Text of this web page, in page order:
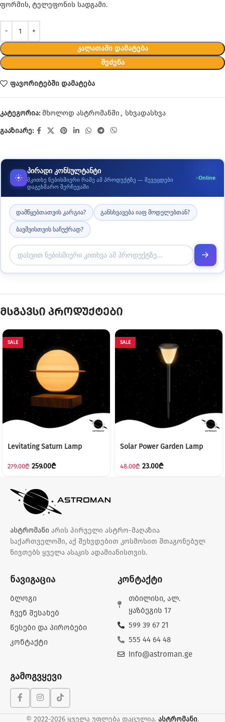
ფორმის, ტელეფონის სადგამი.
ᲙᲐᲚᲐᲗᲐᲨᲘ ᲓᲐᲛᲐᲢᲔᲑᲐ
ᲨᲔᲫᲔᲜᲐ
ფავორიტებში დამატება
კატეგორია: მხოლოდ ასტრომანში, სხვადასხვა
გააზიარე:
პირადი კონსულტანტი
მკითხე ნებისმიერი რამე ამ პროდუქტზე — შევეცდები
დაგეხმარო შერჩევაში
Online
დამწყებთათვის კარგია? განსხვავება იაფ მოდელებთან?
ბავშვისთვის საჩუქრად?
მსგავსი პროდუქტები
SALE
Levitating Saturn Lamp
279.00₾ 259.00₾
SALE
Solar Power Garden Lamp
48.00₾ 23.00₾
ასტრომანი არის პირველი ასტრო-მაღაზია
საქართველოში, აქ შეხვდებით კოსმოსით შთაგონებულ
ნივთებს ყველა ასაკის ადამიანისთვის.
ნავიგაცია
ბლოგი
ჩვენ შესახებ
წესები და პირობები
კონტაქტი
კონტაქტი
თბილისი, ალ.
ყაზბეგის 17
599 39 67 21
555 44 64 48
Info@astroman.ge
გამოგვყევი
© 2022-2026 ყველა უფლება დაცულია. ასტრომანი.